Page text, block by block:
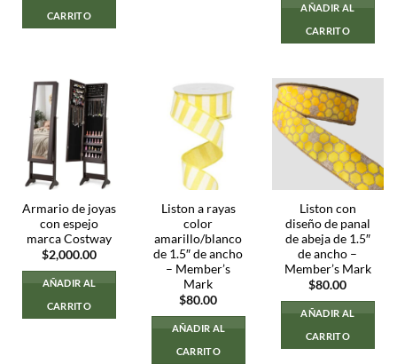
CARRITO
AÑADIR AL
CARRITO
Armario de joyas
con espejo
marca Costway
$2,000.00
AÑADIR AL
CARRITO
Liston a rayas
color
amarillo/blanco
de 1.5″ de ancho
– Member’s
Mark
$80.00
AÑADIR AL
CARRITO
Liston con
diseño de panal
de abeja de 1.5″
de ancho –
Member’s Mark
$80.00
AÑADIR AL
CARRITO